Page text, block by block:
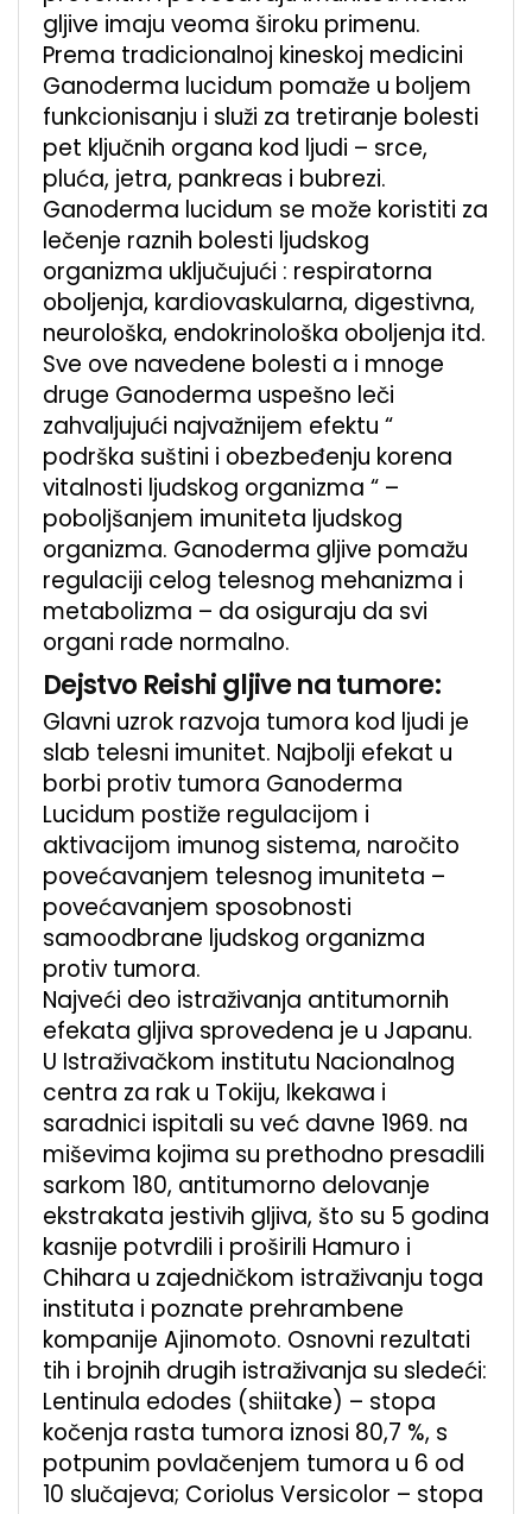
gljive imaju veoma široku primenu.
Prema tradicionalnoj kineskoj medicini
Ganoderma lucidum pomaže u boljem
funkcionisanju i služi za tretiranje bolesti
pet ključnih organa kod ljudi – srce,
pluća, jetra, pankreas i bubrezi.
Ganoderma lucidum se može koristiti za
lečenje raznih bolesti ljudskog
organizma uključujući : respiratorna
oboljenja, kardiovaskularna, digestivna,
neurološka, endokrinološka oboljenja itd.
Sve ove navedene bolesti a i mnoge
druge Ganoderma uspešno leči
zahvaljujući najvažnijem efektu “
podrška suštini i obezbeđenju korena
vitalnosti ljudskog organizma “ –
poboljšanjem imuniteta ljudskog
organizma. Ganoderma gljive pomažu
regulaciji celog telesnog mehanizma i
metabolizma – da osiguraju da svi
organi rade normalno.
Dejstvo Reishi gljive na tumore:
Glavni uzrok razvoja tumora kod ljudi je
slab telesni imunitet. Najbolji efekat u
borbi protiv tumora Ganoderma
Lucidum postiže regulacijom i
aktivacijom imunog sistema, naročito
povećavanjem telesnog imuniteta –
povećavanjem sposobnosti
samoodbrane ljudskog organizma
protiv tumora.
Najveći deo istraživanja antitumornih
efekata gljiva sprovedena je u Japanu.
U Istraživačkom institutu Nacionalnog
centra za rak u Tokiju, Ikekawa i
saradnici ispitali su već davne 1969. na
miševima kojima su prethodno presadili
sarkom 180, antitumorno delovanje
ekstrakata jestivih gljiva, što su 5 godina
kasnije potvrdili i proširili Hamuro i
Chihara u zajedničkom istraživanju toga
instituta i poznate prehrambene
kompanije Ajinomoto. Osnovni rezultati
tih i brojnih drugih istraživanja su sledeći:
Lentinula edodes (shiitake) – stopa
kočenja rasta tumora iznosi 80,7 %, s
potpunim povlačenjem tumora u 6 od
10 slučajeva; Coriolus Versicolor – stopa